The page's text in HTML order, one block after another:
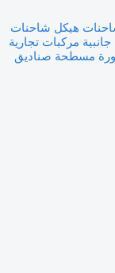
هيكل شاحنات
مركبات تجارية
مسطحة صناديق